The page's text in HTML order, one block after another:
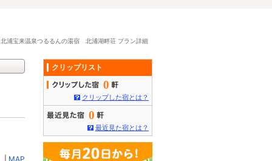
北浦宝来温泉つるるんの湯宿 北浦湖畔荘 プラン詳細
MAP
クリップリスト
0
クリップした宿とは？
0
最近見た宿とは？